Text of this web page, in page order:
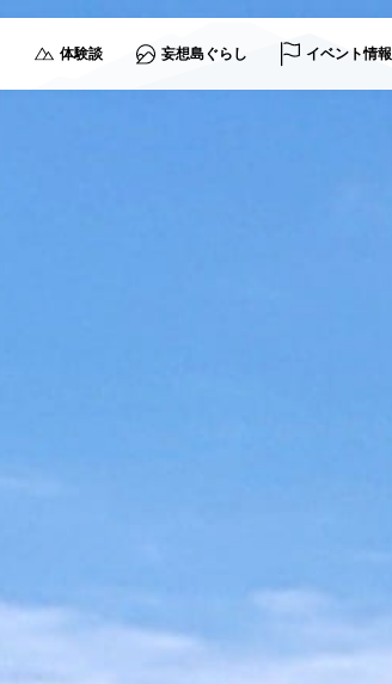
体験談 妄想島ぐらし イベント情報